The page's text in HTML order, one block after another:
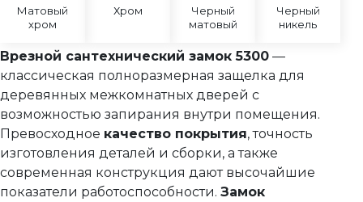
Прочее (доводчики, ограничители)
Матовый
хром
Хром
Черный
матовый
Черный
никель
Врезной сантехнический замок 5300 —
классическая полноразмерная защелка для
деревянных межкомнатных дверей с
возможностью запирания внутри помещения.
Превосходное качество покрытия, точность
изготовления деталей и сборки, а также
современная конструкция дают высочайшие
показатели работоспособности. Замок